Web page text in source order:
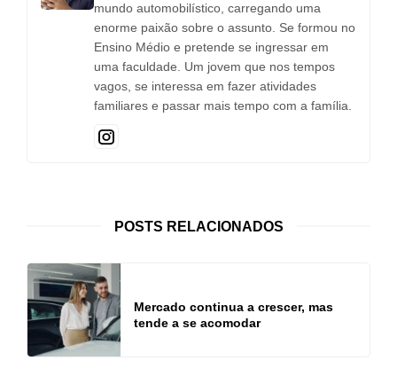
mundo automobilístico, carregando uma
enorme paixão sobre o assunto. Se formou no
Ensino Médio e pretende se ingressar em
uma faculdade. Um jovem que nos tempos
vagos, se interessa em fazer atividades
familiares e passar mais tempo com a família.
POSTS RELACIONADOS
Mercado continua a crescer, mas
tende a se acomodar